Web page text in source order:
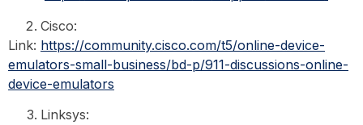
Cisco:
Link: https://community.cisco.com/t5/online-device-
emulators-small-business/bd-p/911-discussions-online-
device-emulators
Linksys: